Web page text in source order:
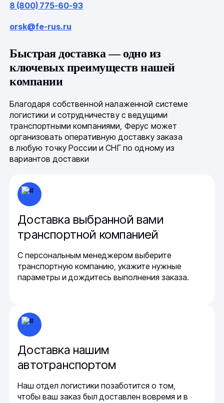
8 (800) 775-60-93
orsk@fe-rus.ru
Быстрая доставка — одно из
ключевых преимуществ нашей
компании
Благодаря собственной налаженной системе
логистики и сотрудничеству с ведущими
транспортными компаниями, Ферус может
организовать оперативную доставку заказа
в любую точку России и СНГ по одному из
вариантов доставки
Доставка выбранной вами
транспортной компанией
С персональным менеджером выберите
транспортную компанию, укажите нужные
параметры и дождитесь выполнения заказа.
Доставка нашим
автотранспортом
Наш отдел логистики позаботится о том,
чтобы ваш заказ был доставлен вовремя и в